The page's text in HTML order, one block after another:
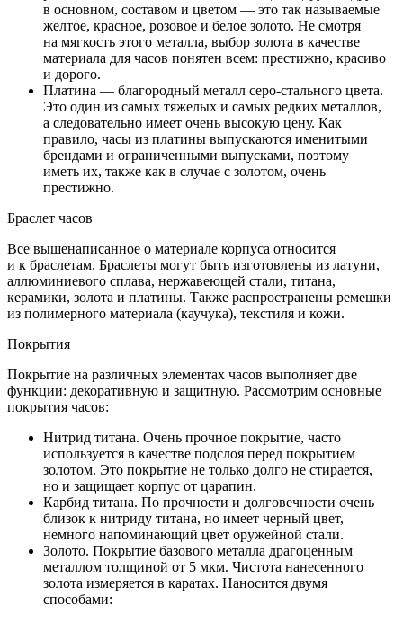
в основном, составом и цветом — это так называемые
желтое, красное, розовое и белое золото. Не смотря
на мягкость этого металла, выбор золота в качестве
материала для часов понятен всем: престижно, красиво
и дорого.
Платина — благородный металл серо-стального цвета.
Это один из самых тяжелых и самых редких металлов,
а следовательно имеет очень высокую цену. Как
правило, часы из платины выпускаются именитыми
брендами и ограниченными выпусками, поэтому
иметь их, также как в случае с золотом, очень
престижно.
Браслет часов
Все вышенаписанное о материале корпуса относится
и к браслетам. Браслеты могут быть изготовлены из латуни,
аллюминиевого сплава, нержавеющей стали, титана,
керамики, золота и платины. Также распространены ремешки
из полимерного материала (каучука), текстиля и кожи.
Покрытия
Покрытие на различных элементах часов выполняет две
функции: декоративную и защитную. Рассмотрим основные
покрытия часов:
Нитрид титана. Очень прочное покрытие, часто
используется в качестве подслоя перед покрытием
золотом. Это покрытие не только долго не стирается,
но и защищает корпус от царапин.
Карбид титана. По прочности и долговечности очень
близок к нитриду титана, но имеет черный цвет,
немного напоминающий цвет оружейной стали.
Золото. Покрытие базового металла драгоценным
металлом толщиной от 5 мкм. Чистота нанесенного
золота измеряется в каратах. Наносится двумя
способами: